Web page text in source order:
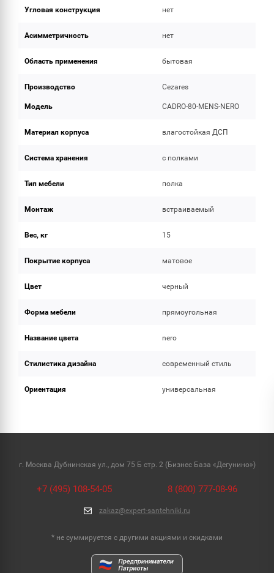
Угловая конструкция нет
Асимметричность нет
Область применения бытовая
Производство Cezares
Модель CADRO-80-MENS-NERO
Материал корпуса влагостойкая ДСП
Система хранения с полками
Тип мебели полка
Монтаж встраиваемый
Вес, кг 15
Покрытие корпуса матовое
Цвет черный
Форма мебели прямоугольная
Название цвета nero
Стилистика дизайна современный стиль
Ориентация универсальная
г. Москва Дубнинская ул., дом 75 Б стр. 2 (Бизнес База «Дегунино»)
+7 (495) 108-54-05 8 (800) 777-08-96
zakaz@expert-santehniki.ru
* не суммируется с другими акциями и скидками